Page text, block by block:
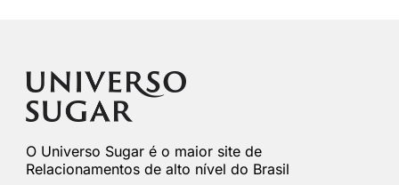
O Universo Sugar é o maior site de
Relacionamentos de alto nível do Brasil